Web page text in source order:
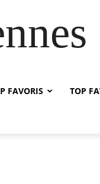
FAVORIS TOP